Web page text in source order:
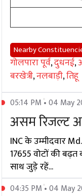
Nearby
गोलपारा पूर्व,दुधनई,
बरखेत्री,नलबाड़ी,तिहू
05:14 PM • 04 May
असम रिजल्ट
INC के उम्मीदवार
17655 वोटों की
साथ जुड़े रहें...
04:35 PM • 04 May